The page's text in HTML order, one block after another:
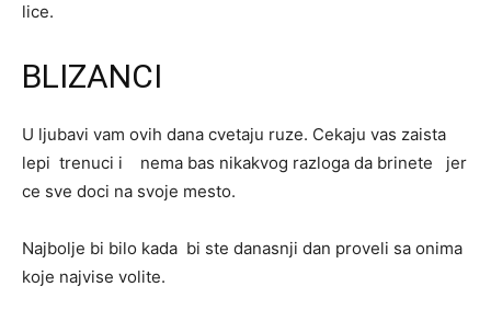
lice.
BLIZANCI
U ljubavi vam ovih dana cvetaju ruze. Cekaju vas zaista
lepi trenuci i nema bas nikakvog razloga da brinete jer
ce sve doci na svoje mesto.
Najbolje bi bilo kada bi ste danasnji dan proveli sa onima
koje najvise volite.